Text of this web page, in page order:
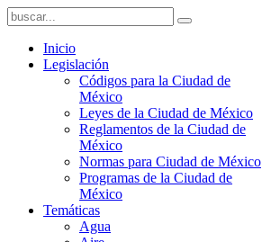
Inicio
Legislación
Códigos para la Ciudad de
México
Leyes de la Ciudad de México
Reglamentos de la Ciudad de
México
Normas para Ciudad de México
Programas de la Ciudad de
México
Temáticas
Agua